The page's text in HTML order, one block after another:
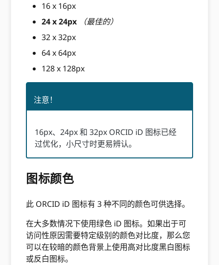
16 x 16px
24 x 24px
（最佳的）
32 x 32px
64 x 64px
128 x 128px
注意！
16px、24px 和 32px ORCID iD 图标已经
过优化，小尺寸时更易辨认。
图标颜色
此 ORCID iD 图标有 3 种不同的颜色可供选择。
在大多数情况下使用绿色 iD 图标。如果出于可
访问性原因需要特定级别的颜色对比度，那么您
可以在较暗的颜色背景上使用高对比度黑白图标
或反白图标。